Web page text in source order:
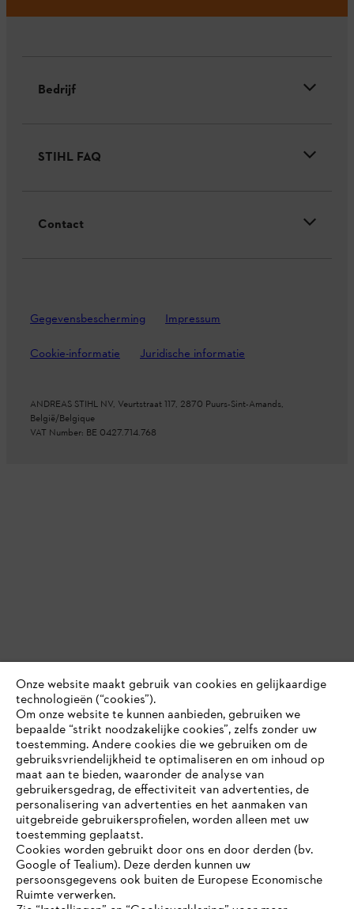
Bedrijf
STIHL FAQ
Contact
Gegevensbescherming Impressum
Cookie-informatie Juridische informatie
ANDREAS STIHL NV, Veurtstraat 117, 2870 Puurs-Sint-Amands,
België/Belgique
VAT Number: BE 0427.714.768
Onze website maakt gebruik van cookies en gelijkaardige
technologieën (“cookies”).
Om onze website te kunnen aanbieden, gebruiken we
bepaalde “strikt noodzakelijke cookies”, zelfs zonder uw
toestemming. Andere cookies die we gebruiken om de
gebruiksvriendelijkheid te optimaliseren en om inhoud op
maat aan te bieden, waaronder de analyse van
gebruikersgedrag, de effectiviteit van advertenties, de
personalisering van advertenties en het aanmaken van
uitgebreide gebruikersprofielen, worden alleen met uw
toestemming geplaatst.
Cookies worden gebruikt door ons en door derden (bv.
Google of Tealium). Deze derden kunnen uw
persoonsgegevens ook buiten de Europese Economische
Ruimte verwerken.